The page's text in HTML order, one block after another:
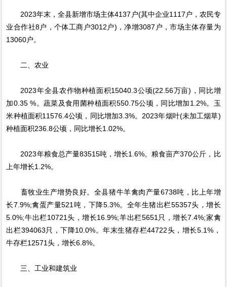
2023年末，全县新增市场主体4137户(其中企业1117户，农民专
业合作社8户，个体工商户3012户)，净增3087户，市场主体存量为
13060户。
二、农业
2023年全县农作物种植面积15040.3公顷(22.56万亩)，同比增
加0.35 %。蔬菜及食用菌种植面积550.75公顷，同比增加1.2%。玉
米种植面积11576.4公顷，同比增加3.3%。2023年烟叶(未加工烟草)
种植面积236.8公顷，同比增长1.02%。
2023年粮食总产量83515吨，增长1.6%。粮食亩产370公斤，比
上年增长1.2%。
畜牧业生产增势良好。全县猪牛羊禽肉产量6738吨，比上年增
长7.9%;禽蛋产量521吨，下降5.3%。全年生猪出栏55357头，增长
5.0%;牛出栏10721头，增长16.9%;羊出栏5651只，增长7.4%;家禽
出栏394063只，下降10.0%。年末生猪存栏44722头，增长5.1%，
牛存栏12571头，增长6.8%。
三、工业和建筑业